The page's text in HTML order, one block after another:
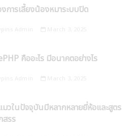
การเลี้ยงน้องหมาระบบปิด
คืออะไร มีอนาคตอย่างไร
มวในปัจจุบันมีหลากหลายยี่ห้อและสูตร
สรร